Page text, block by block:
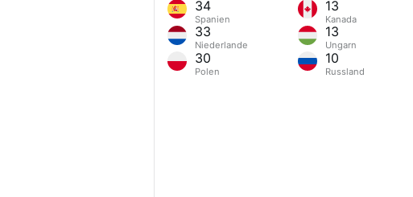
34
Spanien
33
Niederlande
30
Polen
13
Kanada
13
Ungarn
10
Russland